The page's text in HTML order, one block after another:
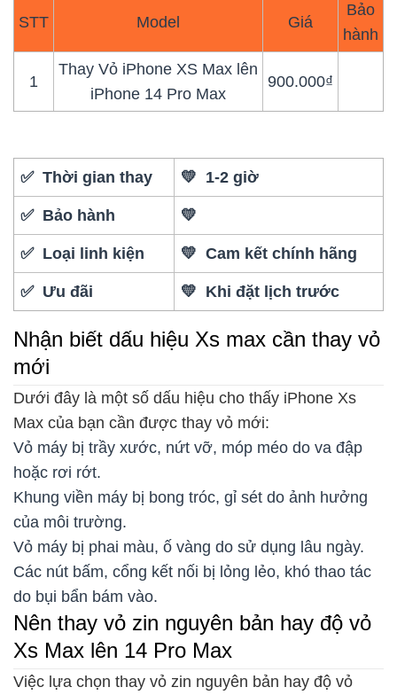
STT Model Giá
Bảo
hành
1
Thay Vỏ iPhone XS Max lên
iPhone 14 Pro Max
900.000₫
✅ Thời gian thay 💛 1-2 giờ
✅ Bảo hành 💛
✅ Loại linh kiện 💛 Cam kết chính hãng
✅ Ưu đãi 💛 Khi đặt lịch trước
Nhận biết dấu hiệu Xs max cần thay vỏ
mới
Dưới đây là một số dấu hiệu cho thấy iPhone Xs
Max của bạn cần được thay vỏ mới:
Vỏ máy bị trầy xước, nứt vỡ, móp méo do va đập
hoặc rơi rớt.
Khung viền máy bị bong tróc, gỉ sét do ảnh hưởng
của môi trường.
Vỏ máy bị phai màu, ố vàng do sử dụng lâu ngày.
Các nút bấm, cổng kết nối bị lỏng lẻo, khó thao tác
do bụi bẩn bám vào.
Nên thay vỏ zin nguyên bản hay độ vỏ
Xs Max lên 14 Pro Max
Việc lựa chọn thay vỏ zin nguyên bản hay độ vỏ